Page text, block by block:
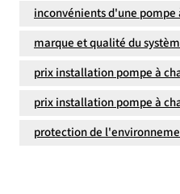
inconvénients d'une
marque et qualité du
prix installation pompe à
prix installation pompe à
protection de